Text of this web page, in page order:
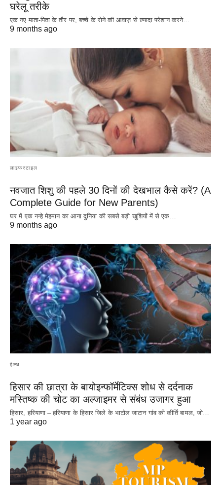
घरेलू तरीके
एक नए माता-पिता के तौर पर, बच्चे के रोने की आवाज़ से ज़्यादा परेशान करने…
9 months ago
लाइफस्टाइल
नवजात शिशु की पहले 30 दिनों की देखभाल कैसे करें? (A
Complete Guide for New Parents)
घर में एक नन्हे मेहमान का आना दुनिया की सबसे बड़ी खुशियों में से एक…
9 months ago
हेल्थ
हिसार की छात्रा के बायोइन्फॉर्मेटिक्स शोध से दर्दनाक
मस्तिष्क की चोट का अल्जाइमर से संबंध उजागर हुआ
हिसार, हरियाणा – हरियाणा के हिसार जिले के भाटोल जाटान गांव की कीर्ति बामल, जो…
1 year ago